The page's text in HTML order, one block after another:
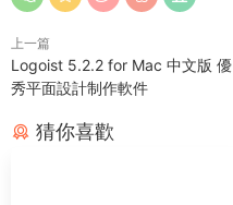
上一篇
Logoist 5.2.2 for Mac 中文版 優
秀平面設計制作軟件
猜你喜歡